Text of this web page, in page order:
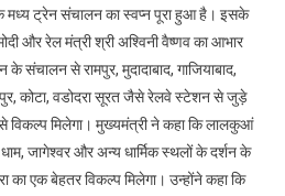
ट्रेन संचालन का स्वप्न पूरा हुआ है। इसके
और रेल मंत्री श्री अश्विनी वैष्णव का आभार
संचालन से रामपुर, मुदादाबाद, गाजियाबाद,
कोटा, वडोदरा सूरत जैसे रेलवे स्टेशन से जुड़े
विकल्प मिलेगा। मुख्यमंत्री ने कहा कि लालकुआं
जागेश्वर और अन्य धार्मिक स्थलों के दर्शन के
का एक बेहतर विकल्प मिलेगा। उन्होंने कहा कि